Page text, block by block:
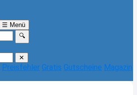
☰ Menü
🔍
✕
Preisfehler Gratis Gutscheine Magazin